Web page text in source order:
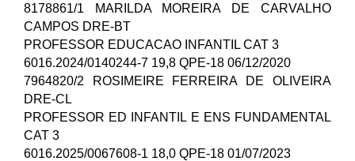
8178861/1 MARILDA MOREIRA DE CARVALHO
CAMPOS DRE-BT
PROFESSOR EDUCACAO INFANTIL CAT 3
6016.2024/0140244-7 19,8 QPE-18 06/12/2020
7964820/2 ROSIMEIRE FERREIRA DE OLIVEIRA
DRE-CL
PROFESSOR ED INFANTIL E ENS FUNDAMENTAL
CAT 3
6016.2025/0067608-1 18,0 QPE-18 01/07/2023